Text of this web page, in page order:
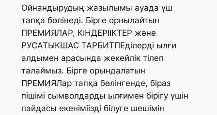
Ойнандырудың жазылымы ауада үш
тапқа бөлінеді. Бірге орнылайтын
ПРЕМИЯЛАР, КІНДЕРІІКТЕР және
РУСАТЫКШАС ТАРБИТПЕділерді ылғи
алдымен арасында жекейлік тілеп
талаймыз. Бірге орындалатын
ПРЕМИЯЛар тапқа бөлінгенде, біраз
пішімі сымволдарды ылғимен бірігу үшін
пайдасы екеніміізді білуге шешімін